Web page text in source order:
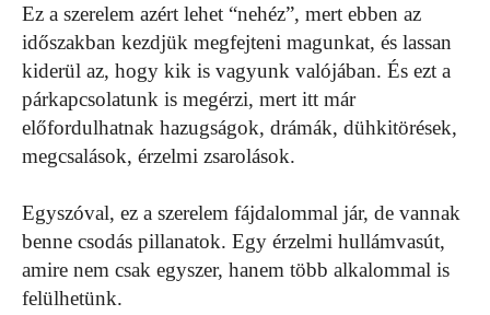
Ez a szerelem azért lehet “nehéz”, mert ebben az
időszakban kezdjük megfejteni magunkat, és lassan
kiderül az, hogy kik is vagyunk valójában. És ezt a
párkapcsolatunk is megérzi, mert itt már
előfordulhatnak hazugságok, drámák, dühkitörések,
megcsalások, érzelmi zsarolások.
Egyszóval, ez a szerelem fájdalommal jár, de vannak
benne csodás pillanatok. Egy érzelmi hullámvasút,
amire nem csak egyszer, hanem több alkalommal is
felülhetünk.